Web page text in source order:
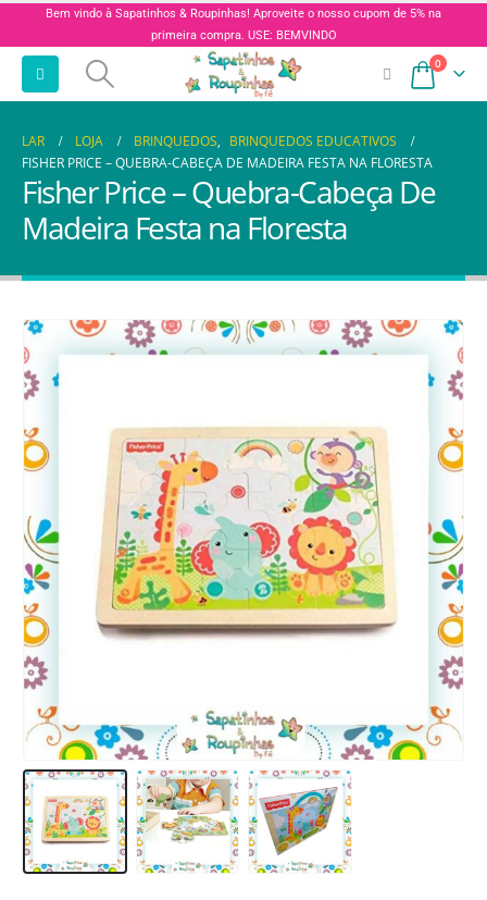
Bem vindo à Sapatinhos & Roupinhas! Aproveite o nosso cupom de 5% na
primeira compra. USE: BEMVINDO
0
LAR LOJA BRINQUEDOS, BRINQUEDOS EDUCATIVOS
FISHER PRICE – QUEBRA-CABEÇA DE MADEIRA FESTA NA FLORESTA
Fisher Price – Quebra-Cabeça De
Madeira Festa na Floresta